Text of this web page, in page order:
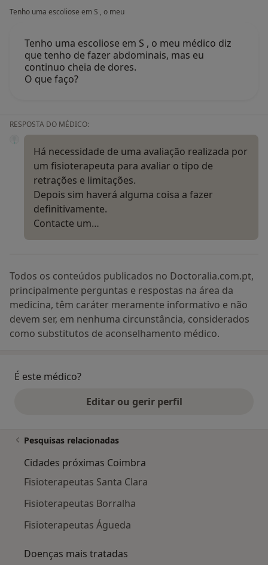
Tenho uma escoliose em S , o meu
Tenho uma escoliose em S , o meu médico diz
que tenho de fazer abdominais, mas eu
continuo cheia de dores.
O que faço?
RESPOSTA DO MÉDICO:
Há necessidade de uma avaliação realizada por
um fisioterapeuta para avaliar o tipo de
retrações e limitações.
Depois sim haverá alguma coisa a fazer
definitivamente.
Contacte um…
Todos os conteúdos publicados no Doctoralia.com.pt,
principalmente perguntas e respostas na área da
medicina, têm caráter meramente informativo e não
devem ser, em nenhuma circunstância, considerados
como substitutos de aconselhamento médico.
É este médico?
Editar ou gerir perfil
Pesquisas relacionadas
Cidades próximas Coimbra
Fisioterapeutas Santa Clara
Fisioterapeutas Borralha
Fisioterapeutas Águeda
Doenças mais tratadas